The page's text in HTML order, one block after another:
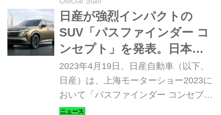
日産が強烈インパクトの
SUV「パスファインダー コ
ンセプト」を発表。日本市
場への導入を期待しちゃう
仕上がりだ
2023年4月19日、日産自動車（以下、
日産）は、上海モーターショー2023に
おいて「パスファインダー コンセプ
ト」と新型「キャシュカイ」を発表し